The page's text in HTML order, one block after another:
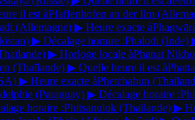
il est àPfaffenhofen an der Ilm
(Allemagne) ▶ Heure exacte à
▶ Décalage horaire :Phalodi (Inde)
▶ Horloge locale àPhanat
(Thaïlande) ▶ Quelle heure il est à
▶ Heure exacte àPhetchabun
(Paraguay) ▶ Décalage horaire :
horaire :Phitsanulok (Thaïlande) ▶